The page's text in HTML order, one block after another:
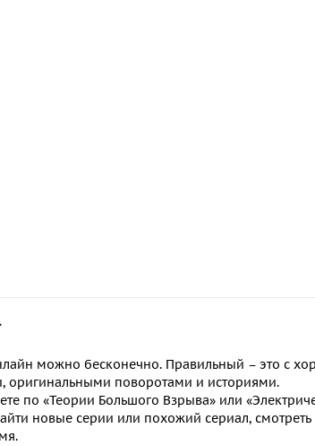
можно бесконечно. Правильный – это с
поворотами и историями.
по «Теории Большого Взрыва» или
новые серии или похожий сериал, смотреть